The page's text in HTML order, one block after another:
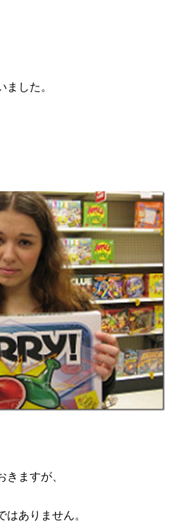
した。
ますが、
はありません。